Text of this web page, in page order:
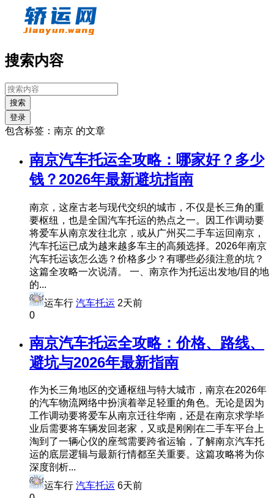
搜索内容
搜索
登录
包含标签：南京 的文章
南京汽车托运全攻略：哪家好？多少
钱？2026年最新避坑指南
南京，这座古老与现代交织的城市，不仅是长三角的重
要枢纽，也是全国汽车托运的热点之一。因工作调动要
将爱车从南京发往北京，或从广州买二手车运回南京，
汽车托运已成为越来越多车主的高频选择。2026年南京
汽车托运该怎么选？价格多少？有哪些必须注意的坑？
这篇全攻略一次说清。 一、南京作为托运出发地/目的地
的...
运车行 汽车托运 2天前
0
南京汽车托运全攻略：价格、路线、
避坑与2026年最新指南
作为长三角地区的交通枢纽与特大城市，南京在2026年
的汽车物流网络中扮演着举足轻重的角色。无论是因为
工作调动要将爱车从南京迁往华南，还是在南京求学毕
业后需要将车辆发回老家，又或是刚刚在二手车平台上
淘到了一辆心仪的座驾需要跨省运输，了解南京汽车托
运的底层逻辑与最新行情都至关重要。这篇攻略将为你
深度剖析...
运车行 汽车托运 6天前